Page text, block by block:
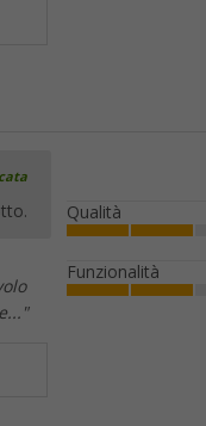
Qualità
Funzionalità